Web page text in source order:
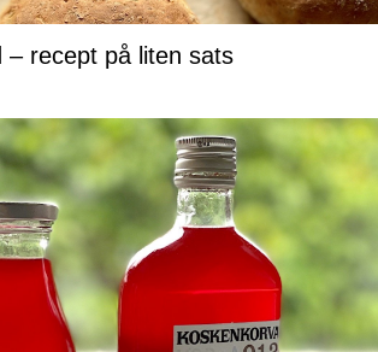
– recept på liten sats